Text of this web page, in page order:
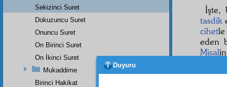
İşte,
tasdik
cihet
eden
Misal
tenvir
Sekizinci Suret
Dokuzuncu Suret
Onuncu Suret
On Birinci Suret
On İkinci Suret
Mukaddime
Birinci Hakikat
Duyuru